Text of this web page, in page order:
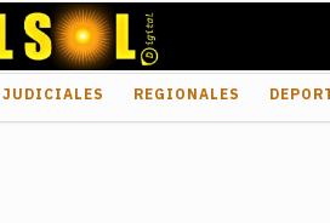
JUDICIALES REGIONALES